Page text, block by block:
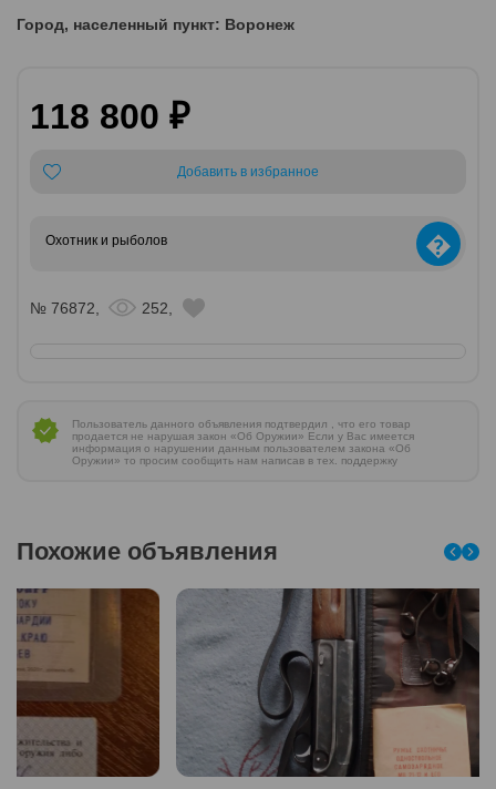
Город, населенный пункт: Воронеж
118 800 ₽
Добавить в избранное
Охотник и рыболов �
№ 76872, 252,
Пользователь данного объявления подтвердил , что его товар
продается не нарушая закон «Об Оружии» Если у Вас имеется
информация о нарушении данным пользователем закона «Об
Оружии» то просим сообщить нам написав в тех. поддержку
Похожие объявления